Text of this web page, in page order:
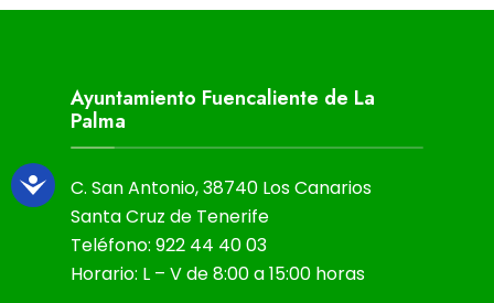
Ayuntamiento Fuencaliente de La
Palma
C. San Antonio, 38740 Los Canarios
Santa Cruz de Tenerife
Teléfono: 922 44 40 03
Horario: L – V de 8:00 a 15:00 horas